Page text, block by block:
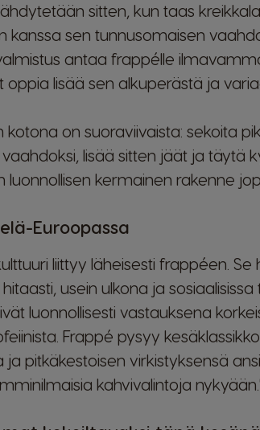
sitten, kun taas
kanssa sen tunnusomaisen
antaa frappélle
oppia lisää sen alkuperästä ja
on suoraviivaista: sekoita
lisää sitten jäät ja täytä
luonnollisen kermainen rakenne
Euroopassa
liittyy läheisesti frappéen.
usein ulkona ja sosiaalisissa
luonnollisesti vastauksena
Frappé pysyy
pitkäkestoisen virkistyksensä
kahvivalintoja